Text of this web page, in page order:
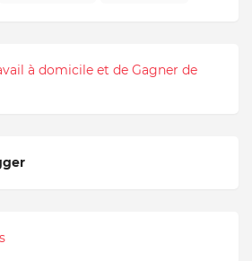
à domicile et de Gagner de